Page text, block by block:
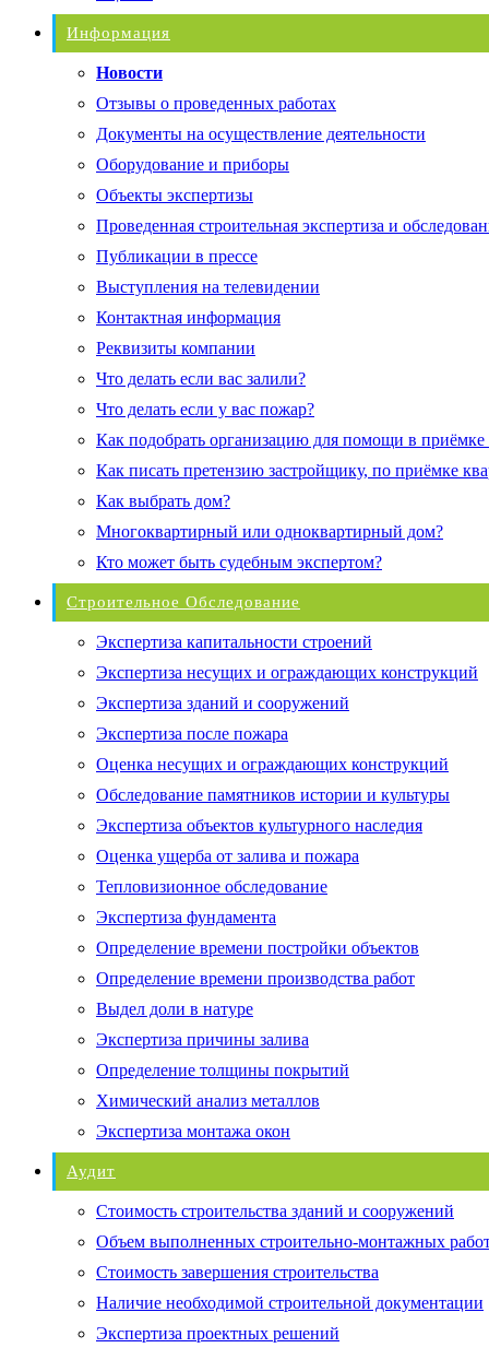
Информация
Новости
Отзывы о проведенных работах
Документы на осуществление деятельности
Оборудование и приборы
Объекты экспертизы
Проведенная строительная экспертиза и
Публикации в прессе
Выступления на телевидении
Контактная информация
Реквизиты компании
Что делать если вас залили?
Что делать если у вас пожар?
Как подобрать организацию для помощи в приёмке
Как писать претензию застройщику, по приёмке
Как выбрать дом?
Многоквартирный или одноквартирный дом?
Кто может быть судебным экспертом?
Строительное Обследование
Экспертиза капитальности строений
Экспертиза несущих и ограждающих конструкций
Экспертиза зданий и сооружений
Экспертиза после пожара
Оценка несущих и ограждающих конструкций
Обследование памятников истории и культуры
Экспертиза объектов культурного наследия
Оценка ущерба от залива и пожара
Тепловизионное обследование
Экспертиза фундамента
Определение времени постройки объектов
Определение времени производства работ
Выдел доли в натуре
Экспертиза причины залива
Определение толщины покрытий
Химический анализ металлов
Экспертиза монтажа окон
Аудит
Стоимость строительства зданий и сооружений
Объем выполненных строительно-монтажных
Стоимость завершения строительства
Наличие необходимой строительной документации
Экспертиза проектных решений